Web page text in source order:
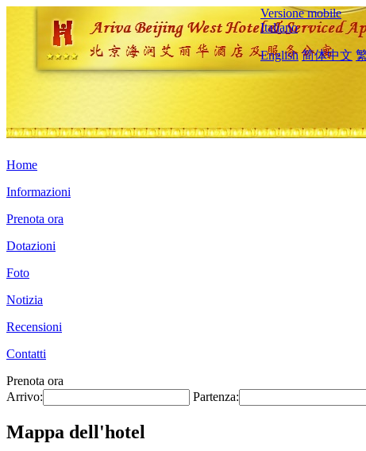
Versione mobile
Italiano
English 简体中文
Home
Informazioni
Prenota ora
Dotazioni
Foto
Notizia
Recensioni
Contatti
Prenota ora
Arrivo:
Partenza:
Mappa dell'hotel